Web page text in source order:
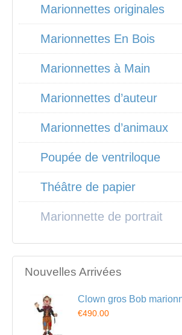
Marionnettes originales
Marionnettes En Bois
Marionnettes à Main
Marionnettes d’auteur
Marionnettes d’animaux
Poupée de ventriloque
Théâtre de papier
Marionnette de portrait
Nouvelles Arrivées
Clown gros Bob
€490.00